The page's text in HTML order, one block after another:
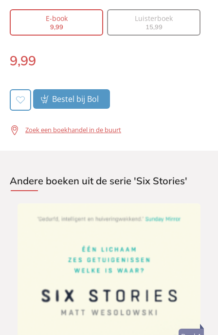
Vertaler:
Ineke de Groot
Aantal pagina's:
384
Verschijningsdatum:
E-book
9,99
Luisterboek
15,99
E-
9,99
Bestel bij Bol
Zoek een boekhandel in de buurt
Andere boeken uit de serie 'Six Stories'